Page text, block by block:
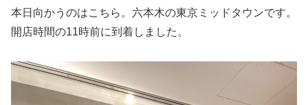
本日向かうのはこちら。六本木の東京ミッドタウンです。
開店時間の11時前に到着しました。